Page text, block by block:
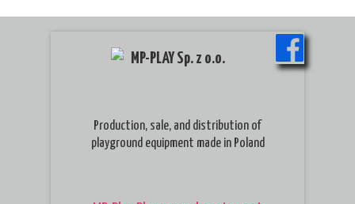
MP-PLAY Sp. z o.o.
Production, sale, and distribution of
playground equipment made in Poland